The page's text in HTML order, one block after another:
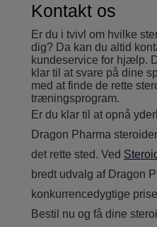
Kontakt os
Er du i tvivl om hvilke
dig? Da kan du altid
kundeservice for hjælp.
klar til at svare på dine
med at finde de rette
træningsprogram.
Er du klar til at opnå
Dragon Pharma
det rette sted. Ved
bredt udvalg af Dragon
konkurrencedygtige
Bestil nu og få dine